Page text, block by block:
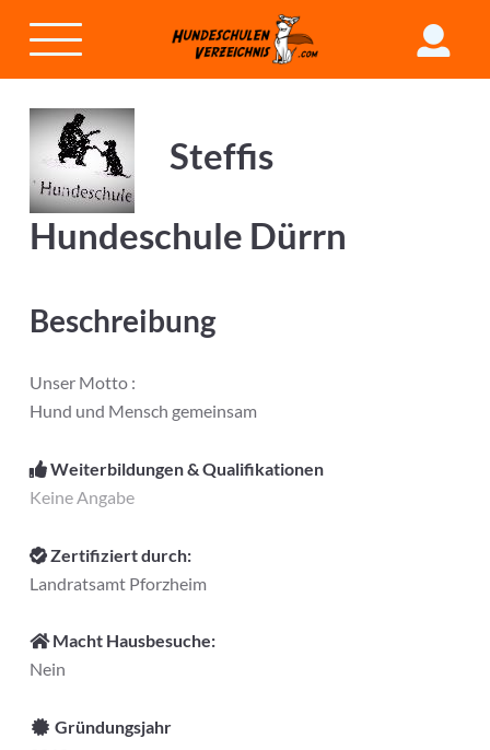
Steffis
Hundeschule Dürrn
Beschreibung
Unser Motto :
Hund und Mensch gemeinsam
Weiterbildungen & Qualifikationen
Keine Angabe
Zertifiziert durch:
Landratsamt Pforzheim
Macht Hausbesuche:
Nein
Gründungsjahr